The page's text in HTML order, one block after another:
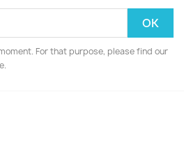
For that purpose, please find our